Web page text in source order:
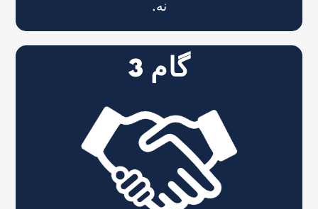
نه.
گام 3